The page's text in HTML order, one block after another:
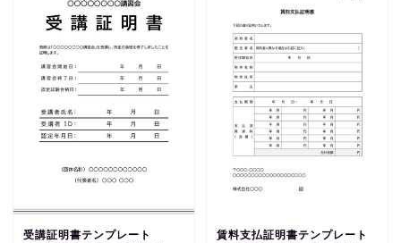
受講証明書テンプレート
賃料支払証明書テンプレート